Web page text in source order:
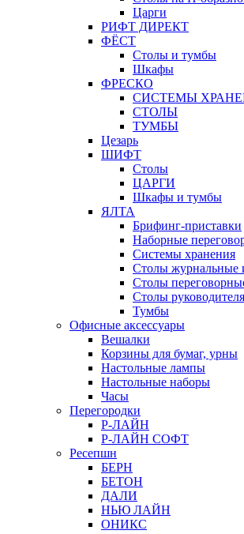
Царги
РИФТ ДИРЕКТ
ФЁСТ
Столы и тумбы
Шкафы
ФРЕСКО
СИСТЕМЫ
СТОЛЫ
ТУМБЫ
Цезарь
ШИФТ
Столы
ЦАРГИ
Шкафы и тумбы
ЯЛТА
Брифинг-приставки
Наборные
Системы хранения
Столы журнальные
Столы
Столы руководителя
Тумбы
Офисные аксессуары
Вешалки
Корзины для бумаг, урны
Настольные лампы
Настольные наборы
Часы
Перегородки
Р-ЛАЙН
Р-ЛАЙН СОФТ
Ресепшн
БЕРН
БЕТОН
ДАЛИ
НЬЮ ЛАЙН
ОНИКС